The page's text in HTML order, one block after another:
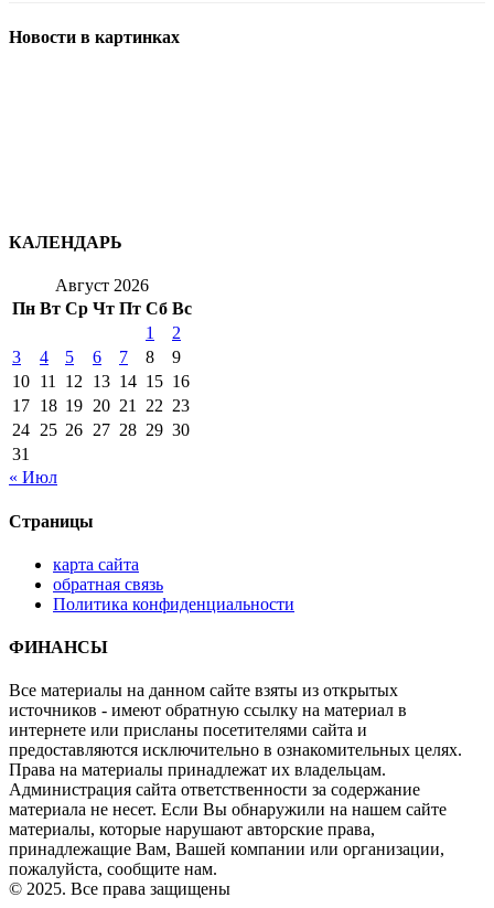
Новости в картинках
КАЛЕНДАРЬ
Август 2026
Пн Вт Ср Чт Пт Сб Вс
1
2
3
4 5 6 7 8
9
10 11 12 13 14 15 16
17 18 19 20 21 22 23
24 25 26 27 28 29 30
31
« Июл
Страницы
карта сайта
обратная связь
Политика конфиденциальности
ФИНАНСЫ
Все материалы на данном сайте взяты из открытых
источников - имеют обратную ссылку на материал в
интернете или присланы посетителями сайта и
предоставляются исключительно в ознакомительных целях.
Права на материалы принадлежат их владельцам.
Администрация сайта ответственности за содержание
материала не несет. Если Вы обнаружили на нашем сайте
материалы, которые нарушают авторские права,
принадлежащие Вам, Вашей компании или организации,
пожалуйста, сообщите нам.
© 2025. Все права защищены